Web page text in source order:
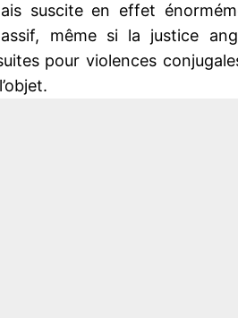
suscite en effet
même si la justice
pour violences